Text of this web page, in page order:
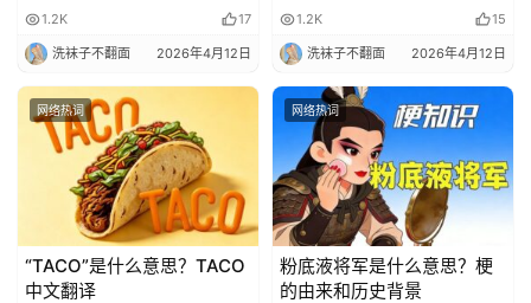
首
页
好
句
1.2K 17
洗袜子不翻面 2026年4月12日
1.2K 15
洗袜子不翻面 2026年4月12日
网络热词
“TACO”是什么意思？TACO
中文翻译
网络热词
粉底液将军是什么意思？梗
的由来和历史背景